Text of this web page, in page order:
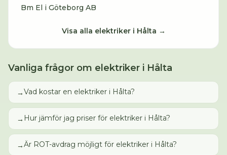
Bm El i Göteborg AB
Visa alla elektrikeri Hålta →
Vanliga frågor om elektriker i Hålta
→Vad kostar en elektriker i Hålta?
→ Hur jämför jag priser för elektriker i Hålta?
→Är ROT-avdrag möjligt för elektriker i Hålta?